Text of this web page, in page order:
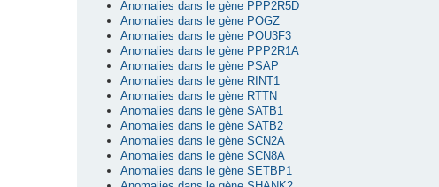
Anomalies dans le gène PPP2R5D
Anomalies dans le gène POGZ
Anomalies dans le gène POU3F3
Anomalies dans le gène PPP2R1A
Anomalies dans le gène PSAP
Anomalies dans le gène RINT1
Anomalies dans le gène RTTN
Anomalies dans le gène SATB1
Anomalies dans le gène SATB2
Anomalies dans le gène SCN2A
Anomalies dans le gène SCN8A
Anomalies dans le gène SETBP1